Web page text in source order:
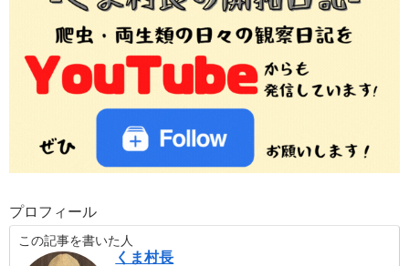
プロフィール
この記事を書いた人
くま村長